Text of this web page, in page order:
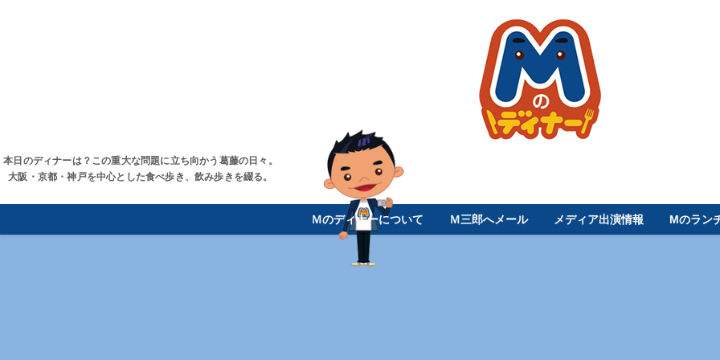
本日のディナーは？この重大な問題に立ち向かう葛藤の日々。
大阪・京都・神戸を中心とした食べ歩き、飲み歩きを綴る。
Ｍのディナーについて Ｍ三郎へメール メディア出演情報 Mのラン